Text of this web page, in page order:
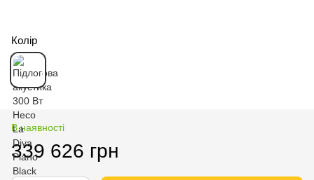
Колір
В наявності
339 626 грн